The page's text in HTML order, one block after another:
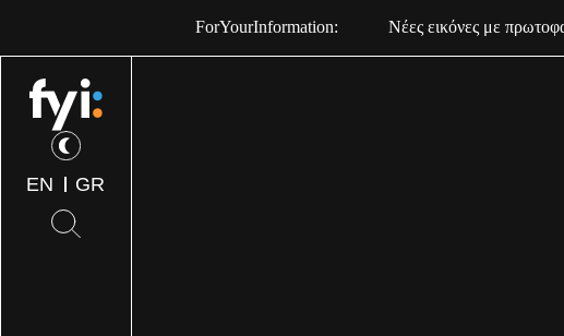
EN GR
ForYourInformation: Νέες εικόνες με